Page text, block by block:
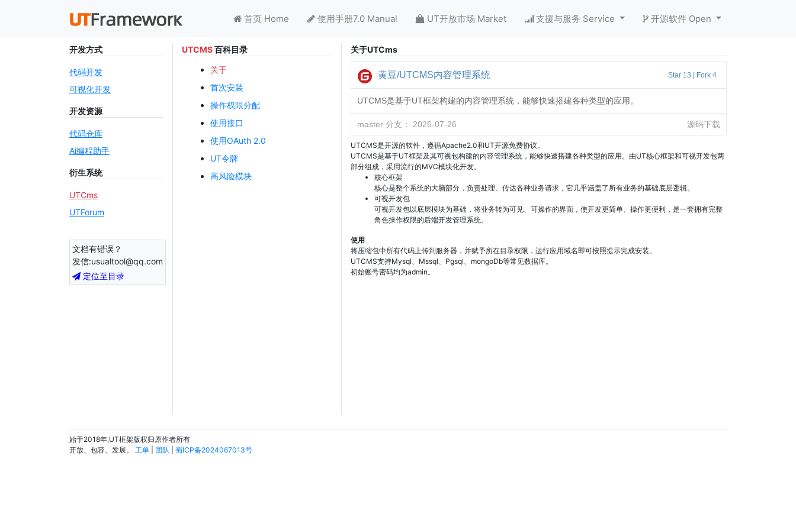
首页 Home 使用手册7.0 Manual UT开放市场 Market 支援与服务 Service 开源软件 Open
开发方式
代码开发
可视化开发
开发资源
代码仓库
Ai编程助手
衍生系统
UTCms
UTForum
文档有错误？
发信:usualtool@qq.com
定位至目录
UTCMS百科目录
关于
首次安装
操作权限分配
使用接口
使用OAuth 2.0
UT令牌
高风险模块
关于UTCms
黄豆/UTCMS内容管理系统 Star 13 Fork 4
UTCMS是基于UT框架构建的内容管理系统，能够快速搭建各种类型的应用。
master 分支： 2026-07-26 源码下载
UTCMS是开源的软件，遵循Apache2.0和UT开源免费协议。
UTCMS是基于UT框架及其可视包构建的内容管理系统，能够快速搭建各种类型的应用。由UT核心框架和可视开发包两
部分组成，采用流行的MVC模块化开发。
核心框架
核心是整个系统的大脑部分，负责处理、传达各种业务请求，它几乎涵盖了所有业务的基础底层逻辑。
可视开发包
可视开发包以底层模块为基础，将业务转为可见、可操作的界面，使开发更简单、操作更便利，是一套拥有完整
角色操作权限的后端开发管理系统。
使用
将压缩包中所有代码上传到服务器，并赋予所在目录权限，运行应用域名即可按照提示完成安装。
UTCMS支持Mysql、Mssql、Pgsql、mongoDb等常见数据库。
初始账号密码均为admin。
始于2018年,UT框架版权归原作者所有
开放、包容、发展。 工单 团队 蜀ICP备2024067013号